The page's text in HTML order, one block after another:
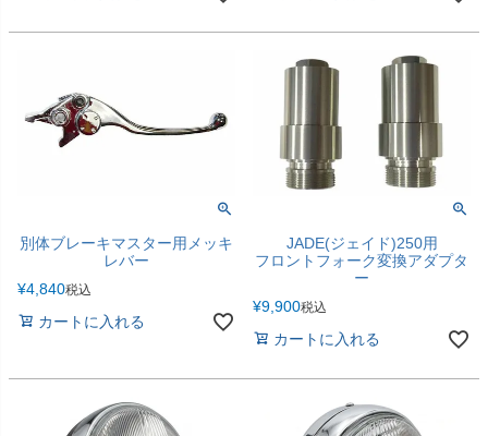
別体ブレーキマスター用メッキ
レバー
¥4,840税込
カートに入れる
JADE(ジェイド)250用
フロントフォーク変換アダプタ
ー
¥9,900税込
カートに入れる